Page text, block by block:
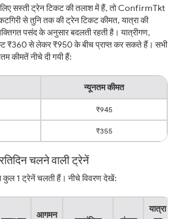
सस्ती ट्रेन टिकट की तलाश में हैं, तो ConfirmTkt
से तुनि तक की ट्रेन टिकट कीमत, यात्रा की
पसंद के अनुसार बदलती रहती है। यात्रीगण,
₹360 से लेकर ₹950 के बीच प्राप्त कर सकते हैं। सभी
कीमतें नीचे दी गयी हैं:
न्यूनतम कीमत
₹945
₹355
चलने वाली ट्रेनें
कुल 1 ट्रेनें चलती हैं। नीचे विवरण देखें:
आगमन
यात्रा